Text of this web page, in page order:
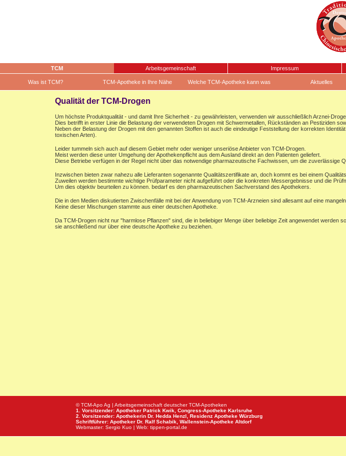
TCM Arbeitsgemeinschaft Impressum
Was ist TCM? TCM-Apotheke in Ihre Nähe Welche TCM-Apotheke kann was Aktuelles
Qualität der TCM-Drogen
Um höchste Produktqualität - und damit Ihre Sicherheit - zu gewährleisten, verwenden wir ausschließlich Arznei-
Dies betrifft in erster Linie die Belastung der verwendeten Drogen mit Schwermetallen, Rückständen an Pestiziden
Neben der Belastung der Drogen mit den genannten Stoffen ist auch die eindeutige Feststellung der korrekten
toxischen Arten).
Leider tummeln sich auch auf diesem Gebiet mehr oder weniger unseriöse Anbieter von TCM-Drogen.
Meist werden diese unter Umgehung der Apothekenpflicht aus dem Ausland direkt an den Patienten geliefert.
Diese Betriebe verfügen in der Regel nicht über das notwendige pharmazeutische Fachwissen, um die zuverlässige
Inzwischen bieten zwar nahezu alle Lieferanten sogenannte Qualitätszertifikate an, doch kommt es bei einem
Zuweilen werden bestimmte wichtige Prüfparameter nicht aufgeführt oder die konkreten Messergebnisse und die
Um dies objektiv beurteilen zu können. bedarf es den pharmazeutischen Sachverstand des Apothekers.
Die in den Medien diskutierten Zwischenfälle mit bei der Anwendung von TCM-Arzneien sind allesamt auf eine
Keine dieser Mischungen stammte aus einer deutschen Apotheke.
Da TCM-Drogen nicht nur "harmlose Pflanzen" sind, die in beliebiger Menge über beliebige Zeit angewendet
sie anschließend nur über eine deutsche Apotheke zu beziehen.
© TCM-Apo Ag | Arbeitsgemeinschaft deutscher TCM-Apotheken
1. Vorsitzender: Apotheker Patrick Kwik, Congress-Apotheke Karlsruhe
2. Vorsitzender: Apothekerin Dr. Hedda Henzl, Residenz Apotheke Würzburg
Schriftführer: Apotheker Dr. Ralf Schabik, Wallenstein-Apotheke Altdorf
Webmaster: Sergio Kuo | Web: tippen-portal.de